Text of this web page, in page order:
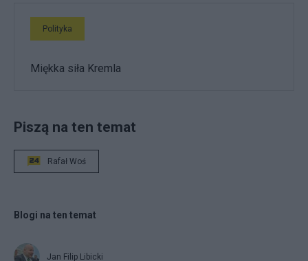
Polityka
Miękka siła Kremla
Piszą na ten temat
Rafał Woś
Blogi na ten temat
Jan Filip Libicki